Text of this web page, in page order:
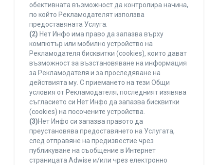
обективната възможност да контролира начина,
по който Рекламодателят използва
предоставяната Услуга.
(2) Нет Инфо има право да запазва върху
компютър или мобилно устройство на
Рекламодателя бисквитки (cookies), които дават
възможност за възстановяване на информация
за Рекламодателя и за проследяване на
действията му. С приемането на тези Общи
условия от Рекламодателя, последният изявява
съгласието си Нет Инфо да запазва бисквитки
(cookies) на посочените устройства.
(3)Нет Инфо си запазва правото да
преустановява предоставянето на Услугата,
след отправяне на предизвестие чрез
публикуване на съобщение в Интернет
страницата Adwise и/или чрез електронно